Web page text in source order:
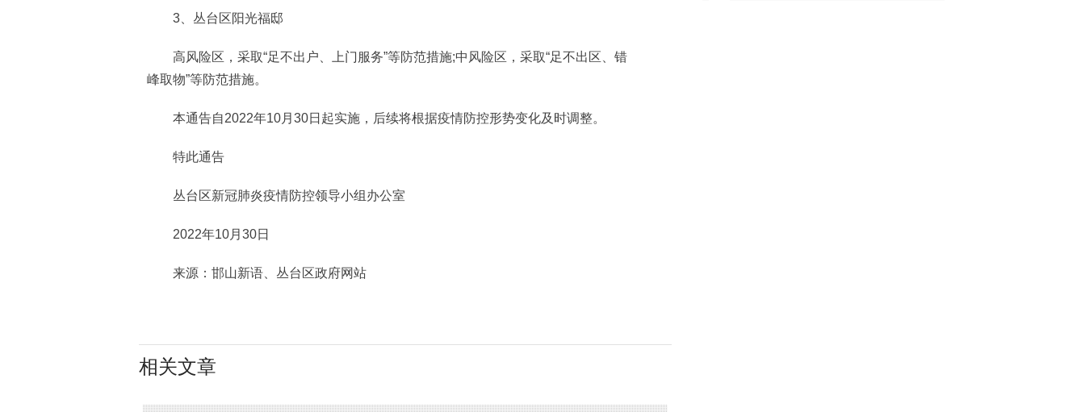
3、丛台区阳光福邸
高风险区，采取“足不出户、上门服务”等防范措施;中风险区，采取“足不出区、错
峰取物”等防范措施。
本通告自2022年10月30日起实施，后续将根据疫情防控形势变化及时调整。
特此通告
丛台区新冠肺炎疫情防控领导小组办公室
2022年10月30日
来源：邯山新语、丛台区政府网站
相关文章